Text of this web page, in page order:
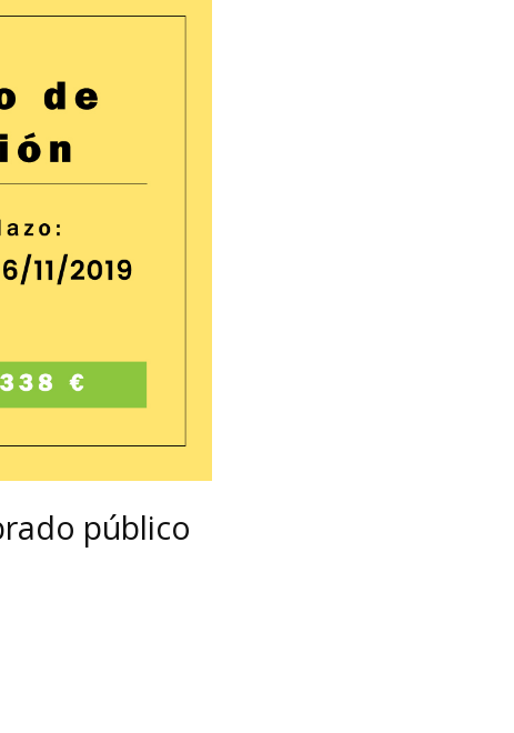
público